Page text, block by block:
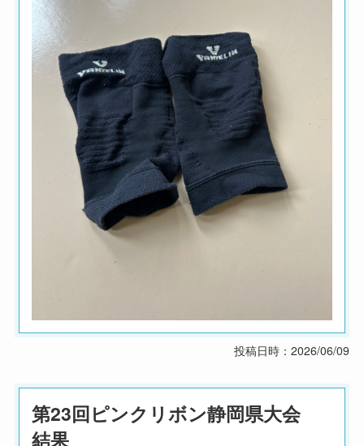
投稿日時：2026/06/09
第23回ピンクリボン静岡県大会
結果